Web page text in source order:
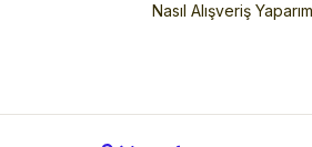
Nasıl Alışveriş Yaparım